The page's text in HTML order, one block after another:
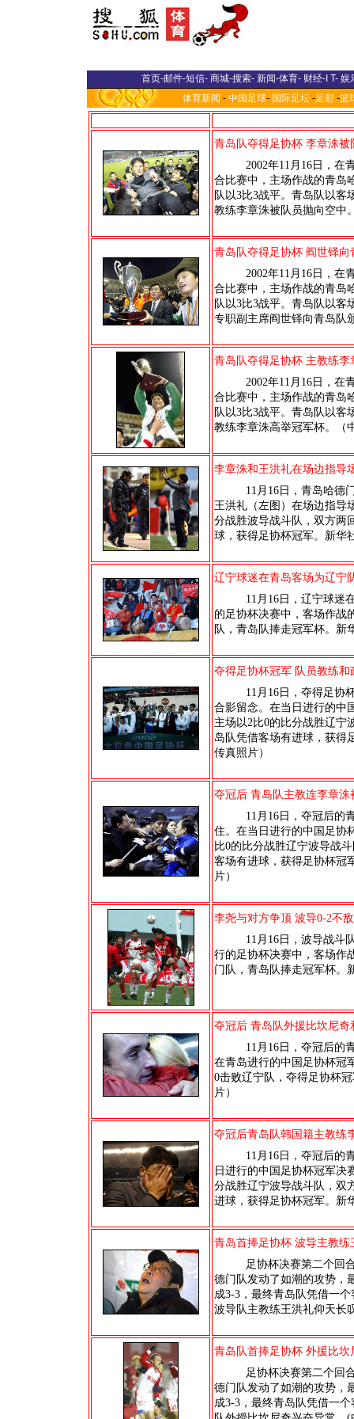
首页-邮件-短信- 商城-搜索- 新闻-体育- 财经-I T- 娱
体育新闻 - 中国足球- 国际足坛 -足彩 -篮
青岛队夺得足协杯 李章洙
2002年11月16日，在青
合比赛中，主场作战的青岛
队以3比3战平。青岛队以客
教练李章洙被队员抛向空中
青岛队夺得足协杯 阎世铎
2002年11月16日，在青
合比赛中，主场作战的青岛
队以3比3战平。青岛队以客
专职副主席阎世铎向青岛队
青岛队夺得足协杯 主教练
2002年11月16日，在青
合比赛中，主场作战的青岛
队以3比3战平。青岛队以客
教练李章洙高举冠军杯。（
李章洙和王洪礼在场边指导
11月16日，青岛哈德门
王洪礼（左图）在场边指导
分战胜波导战斗队，双方两
球，获得足协杯冠军。新华
辽宁球迷在青岛客场为辽宁
11月16日，辽宁球迷在
的足协杯决赛中，客场作战
队，青岛队捧走冠军杯。新
夺得足协杯冠军 队员教练
11月16日，夺得足协杯
合影留念。在当日进行的中
主场以2比0的比分战胜辽宁
岛队凭借客场有进球，获得
传真照片）
夺冠后 青岛队主教连李章
11月16日，夺冠后的青
住。在当日进行的中国足协
比0的比分战胜辽宁波导战
客场有进球，获得足协杯冠
片）
李尧与对方争顶 波导0-2不
11月16日，波导战斗队
行的足协杯决赛中，客场作
门队，青岛队捧走冠军杯。
夺冠后 青岛队外援比坎尼
11月16日，夺冠后的青
在青岛进行的中国足协杯冠
0击败辽宁队，夺得足协杯
片）
夺冠后青岛队韩国籍主教练
11月16日，夺冠后的青
日进行的中国足协杯冠军决
分战胜辽宁波导战斗队，双
进球，获得足协杯冠军。新
青岛首捧足协杯 波导主教
足协杯决赛第二个回合
德门队发动了如潮的攻势，
成3-3，最终青岛队凭借一
波导队主教练王洪礼仰天长
青岛队首捧足协杯 外援比
足协杯决赛第二个回合
德门队发动了如潮的攻势，
成3-3，最终青岛队凭借一